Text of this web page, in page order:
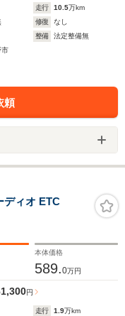
走行 10.5万km
修復
なし
整備
法定整備無
市
頼
ィオ ETC
本体価格
589.0万円
円
走行 1.9万km